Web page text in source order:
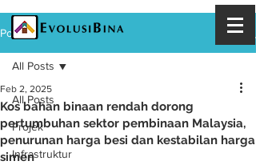
Post
All Posts
Projek
Infrastruktur
All Posts
Kos bahan binaan rendah dorong
pertumbuhan sektor pembinaan Malaysia,
penurunan harga besi dan kestabilan harga
simen
Feb 2, 2025